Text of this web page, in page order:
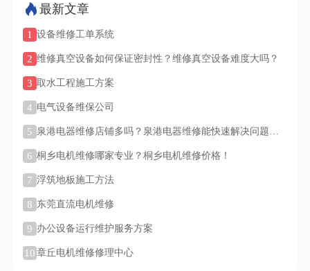
最新文章
1 设备维修工单系统
2 维修真空设备如何保证密封性？维修真空设备难度大吗？
3 取水工程施工方案
4 电气设备维保公司
5 泉港电器维修店铺多吗？泉港电器维修能快速解决问题
6 桐乡电机维修哪家专业？桐乡电机维修价格！
7 浮筑地板施工方法
8 东莞直流电机维修
9 办公设备运行维护服务方案
10 章丘电机维修修理中心